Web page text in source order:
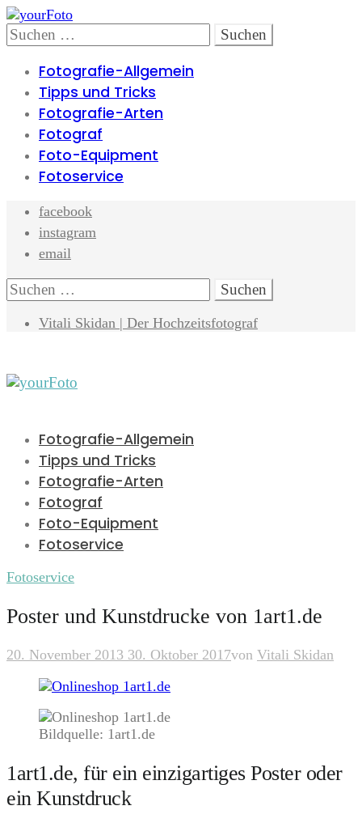
Skip
to
navigation
Skip
to
content
Search
Suchen
nach:
Fotografie-Allgemein
Tipps und Tricks
Fotografie-Arten
Fotograf
Foto-Equipment
Fotoservice
facebook
instagram
email
Search
Suchen
nach:
Vitali Skidan | Der Hochzeitsfotograf
Fotografie-Allgemein
Tipps und Tricks
Fotografie-Arten
Fotograf
Foto-Equipment
Fotoservice
Fotoservice
Poster und Kunstdrucke von 1art1.de
20. November 2013 30. Oktober 2017von Vitali Skidan
Bildquelle: 1art1.de
1art1.de, für ein einzigartiges Poster oder
ein Kunstdruck